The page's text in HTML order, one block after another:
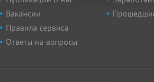
Вакансии
Правила сервиса
Ответы на вопросы